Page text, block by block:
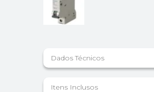
Dados Técnicos
Itens Inclusos